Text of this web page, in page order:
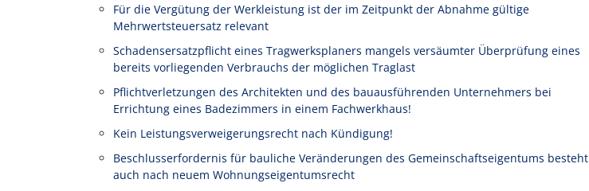
Für die Vergütung der Werkleistung ist der im Zeitpunkt der Abnahme gültige
Mehrwertsteuersatz relevant
Schadensersatzpflicht eines Tragwerksplaners mangels versäumter Überprüfung eines
bereits vorliegenden Verbrauchs der möglichen Traglast
Pflichtverletzungen des Architekten und des bauausführenden Unternehmers bei
Errichtung eines Badezimmers in einem Fachwerkhaus!
Kein Leistungsverweigerungsrecht nach Kündigung!
Beschlusserfordernis für bauliche Veränderungen des Gemeinschaftseigentums besteht
auch nach neuem Wohnungseigentumsrecht